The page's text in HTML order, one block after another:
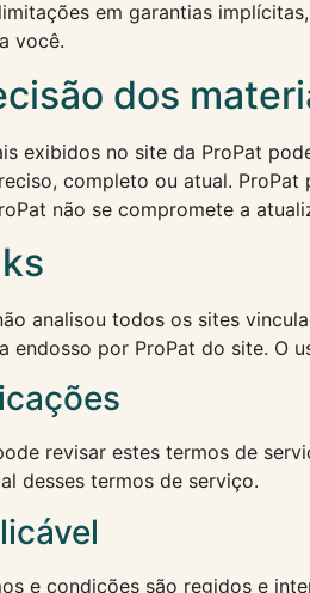
em garantias
você.
dos
exibidos no site da ProPat
completo ou atual.
não se compromete a
analisou todos os sites
endosso por ProPat do site. O
revisar estes termos de
desses termos de serviço.
e condições são regidos e